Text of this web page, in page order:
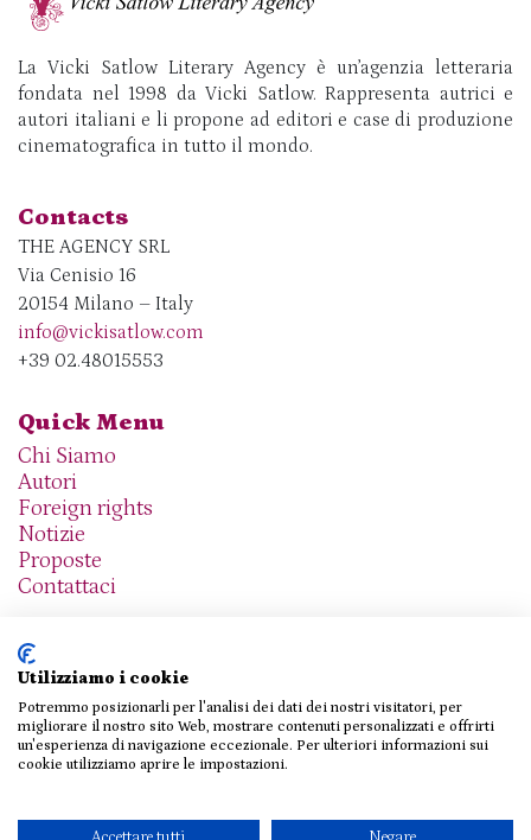
La Vicki Satlow Literary Agency è un’agenzia letteraria
fondata nel 1998 da Vicki Satlow. Rappresenta autrici e
autori italiani e li propone ad editori e case di produzione
cinematografica in tutto il mondo.
Contacts
THE AGENCY SRL
Via Cenisio 16
20154 Milano – Italy
info@vickisatlow.com
+39 02.48015553
Quick Menu
Chi Siamo
Autori
Foreign rights
Notizie
Proposte
Contattaci
We are social
© 2026 THE AGENCY SRL
Utilizziamo i cookie
Potremmo posizionarli per l'analisi dei dati dei nostri visitatori, per
migliorare il nostro sito Web, mostrare contenuti personalizzati e offrirti
un'esperienza di navigazione eccezionale. Per ulteriori informazioni sui
cookie utilizziamo aprire le impostazioni.